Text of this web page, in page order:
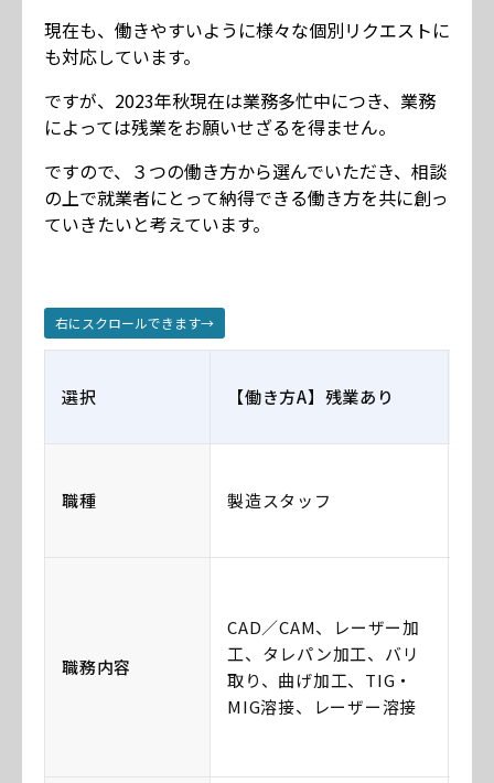
現在も、働きやすいように様々な個別リクエストに
も対応しています。
ですが、2023年秋現在は業務多忙中につき、業務
によっては残業をお願いせざるを得ません。
ですので、３つの働き方から選んでいただき、相談
の上で就業者にとって納得できる働き方を共に創っ
ていきたいと考えています。
右にスクロールできます→
選択 【働き方A】残業あり
職種 製造スタッフ
職務内容
CAD／CAM、レーザー加
工、タレパン加工、バリ
取り、曲げ加工、TIG・
MIG溶接、レーザー溶接